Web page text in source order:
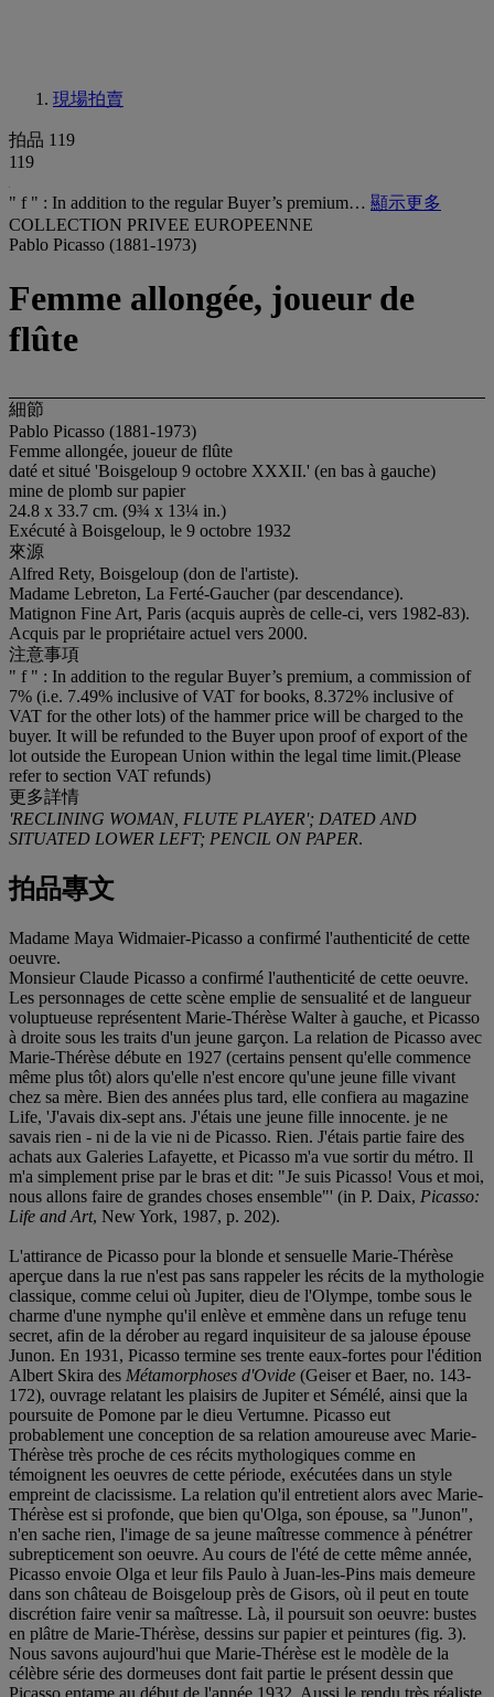
現場拍賣
拍品 119
119
" f " : In addition to the regular Buyer’s premium… 顯示更多
COLLECTION PRIVEE EUROPEENNE
Pablo Picasso (1881-1973)
Femme allongée, joueur de
flûte
細節
Pablo Picasso (1881-1973)
Femme allongée, joueur de flûte
daté et situé 'Boisgeloup 9 octobre XXXII.' (en bas à gauche)
mine de plomb sur papier
24.8 x 33.7 cm. (9¾ x 13¼ in.)
Exécuté à Boisgeloup, le 9 octobre 1932
來源
Alfred Rety, Boisgeloup (don de l'artiste).
Madame Lebreton, La Ferté-Gaucher (par descendance).
Matignon Fine Art, Paris (acquis auprès de celle-ci, vers 1982-83).
Acquis par le propriétaire actuel vers 2000.
注意事項
" f " : In addition to the regular Buyer’s premium, a commission of
7% (i.e. 7.49% inclusive of VAT for books, 8.372% inclusive of
VAT for the other lots) of the hammer price will be charged to the
buyer. It will be refunded to the Buyer upon proof of export of the
lot outside the European Union within the legal time limit.(Please
refer to section VAT refunds)
更多詳情
'RECLINING WOMAN, FLUTE PLAYER'; DATED AND
SITUATED LOWER LEFT; PENCIL ON PAPER.
拍品專文
Madame Maya Widmaier-Picasso a confirmé l'authenticité de cette
oeuvre.
Monsieur Claude Picasso a confirmé l'authenticité de cette oeuvre.
Les personnages de cette scène emplie de sensualité et de langueur
voluptueuse représentent Marie-Thérèse Walter à gauche, et Picasso
à droite sous les traits d'un jeune garçon. La relation de Picasso avec
Marie-Thérèse débute en 1927 (certains pensent qu'elle commence
même plus tôt) alors qu'elle n'est encore qu'une jeune fille vivant
chez sa mère. Bien des années plus tard, elle confiera au magazine
Life, 'J'avais dix-sept ans. J'étais une jeune fille innocente. je ne
savais rien - ni de la vie ni de Picasso. Rien. J'étais partie faire des
achats aux Galeries Lafayette, et Picasso m'a vue sortir du métro. Il
m'a simplement prise par le bras et dit: "Je suis Picasso! Vous et moi,
nous allons faire de grandes choses ensemble"' (in P. Daix, Picasso:
Life and Art, New York, 1987, p. 202).
L'attirance de Picasso pour la blonde et sensuelle Marie-Thérèse
aperçue dans la rue n'est pas sans rappeler les récits de la mythologie
classique, comme celui où Jupiter, dieu de l'Olympe, tombe sous le
charme d'une nymphe qu'il enlève et emmène dans un refuge tenu
secret, afin de la dérober au regard inquisiteur de sa jalouse épouse
Junon. En 1931, Picasso termine ses trente eaux-fortes pour l'édition
Albert Skira des Métamorphoses d'Ovide (Geiser et Baer, no. 143-
172), ouvrage relatant les plaisirs de Jupiter et Sémélé, ainsi que la
poursuite de Pomone par le dieu Vertumne. Picasso eut
probablement une conception de sa relation amoureuse avec Marie-
Thérèse très proche de ces récits mythologiques comme en
témoignent les oeuvres de cette période, exécutées dans un style
empreint de clacissisme. La relation qu'il entretient alors avec Marie-
Thérèse est si profonde, que bien qu'Olga, son épouse, sa "Junon",
n'en sache rien, l'image de sa jeune maîtresse commence à pénétrer
subrepticement son oeuvre. Au cours de l'été de cette même année,
Picasso envoie Olga et leur fils Paulo à Juan-les-Pins mais demeure
dans son château de Boisgeloup près de Gisors, où il peut en toute
discrétion faire venir sa maîtresse. Là, il poursuit son oeuvre: bustes
en plâtre de Marie-Thérèse, dessins sur papier et peintures (fig. 3).
Nous savons aujourd'hui que Marie-Thérèse est le modèle de la
célèbre série des dormeuses dont fait partie le présent dessin que
Picasso entame au début de l'année 1932. Aussi le rendu très réaliste